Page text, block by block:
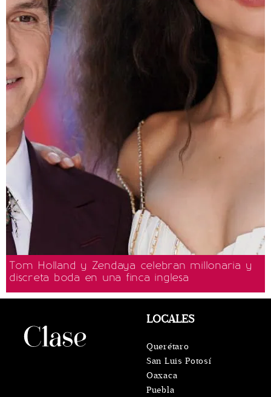
Tom Holland y Zendaya celebran millonaria y
discreta boda en una finca inglesa
LOCALES
Querétaro
San Luis Potosí
Oaxaca
Puebla